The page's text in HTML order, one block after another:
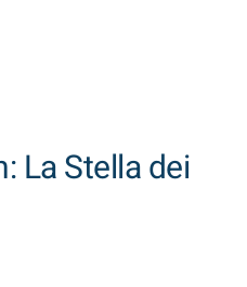
La Stella dei